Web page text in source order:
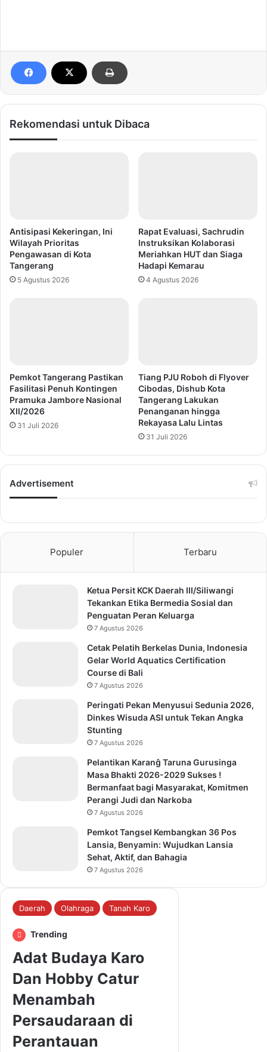
Rekomendasi untuk Dibaca
Antisipasi Kekeringan, Ini
Wilayah Prioritas
Pengawasan di Kota
Tangerang
5 Agustus 2026
Rapat Evaluasi, Sachrudin
Instruksikan Kolaborasi
Meriahkan HUT dan Siaga
Hadapi Kemarau
4 Agustus 2026
Pemkot Tangerang Pastikan
Fasilitasi Penuh Kontingen
Pramuka Jambore Nasional
XII/2026
31 Juli 2026
Tiang PJU Roboh di Flyover
Cibodas, Dishub Kota
Tangerang Lakukan
Penanganan hingga
Rekayasa Lalu Lintas
31 Juli 2026
Advertisement
Populer Terbaru
Ketua Persit KCK Daerah III/Siliwangi
Tekankan Etika Bermedia Sosial dan
Penguatan Peran Keluarga
7 Agustus 2026
Cetak Pelatih Berkelas Dunia, Indonesia
Gelar World Aquatics Certification
Course di Bali
7 Agustus 2026
Peringati Pekan Menyusui Sedunia 2026,
Dinkes Wisuda ASI untuk Tekan Angka
Stunting
7 Agustus 2026
Pelantikan Karanĝ Taruna Gurusinga
Masa Bhakti 2026-2029 Sukses !
Bermanfaat bagi Masyarakat, Komitmen
Perangi Judi dan Narkoba
7 Agustus 2026
Pemkot Tangsel Kembangkan 36 Pos
Lansia, Benyamin: Wujudkan Lansia
Sehat, Aktif, dan Bahagia
7 Agustus 2026